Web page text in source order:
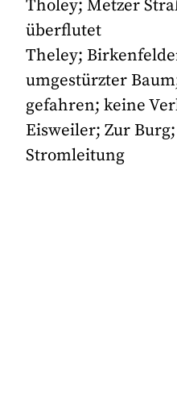
Tholey; Metzer
überflutet
Theley;
umgestürzter
gefahren; keine
Eisweiler; Zur
Stromleitung